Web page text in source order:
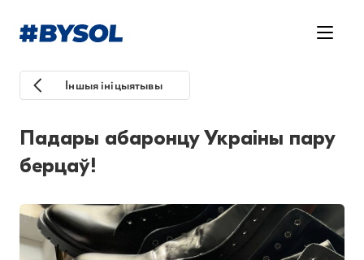
Іншыя ініцыятывы
Падары абаронцу Украіны пару
берцаў!